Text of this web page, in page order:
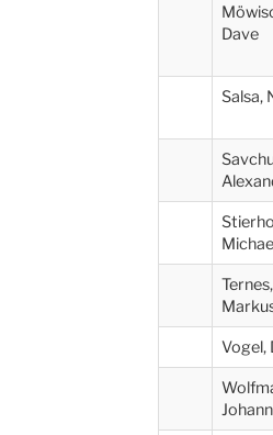
Dave
Salsa,
Ternes,
Vogel,